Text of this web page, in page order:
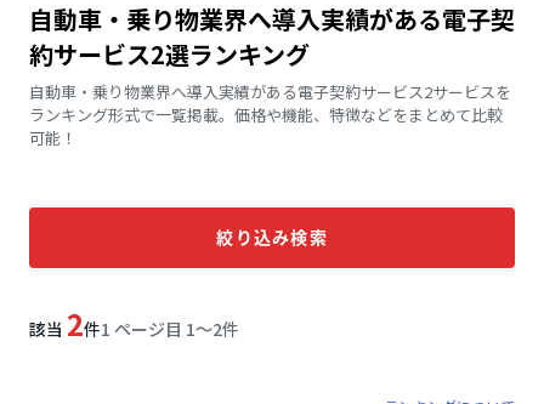
自動車・乗り物業界へ導入実績がある電子契
約サービス2選ランキング
自動車・乗り物業界へ導入実績がある電子契約サービス2サービスを
ランキング形式で一覧掲載。価格や機能、特徴などをまとめて比較
可能！
絞り込み検索
該当 2件1 ページ目 1〜2件